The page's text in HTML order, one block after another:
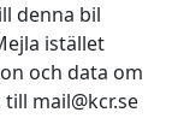
denna bil
istället
och data om
mail@kcr.se